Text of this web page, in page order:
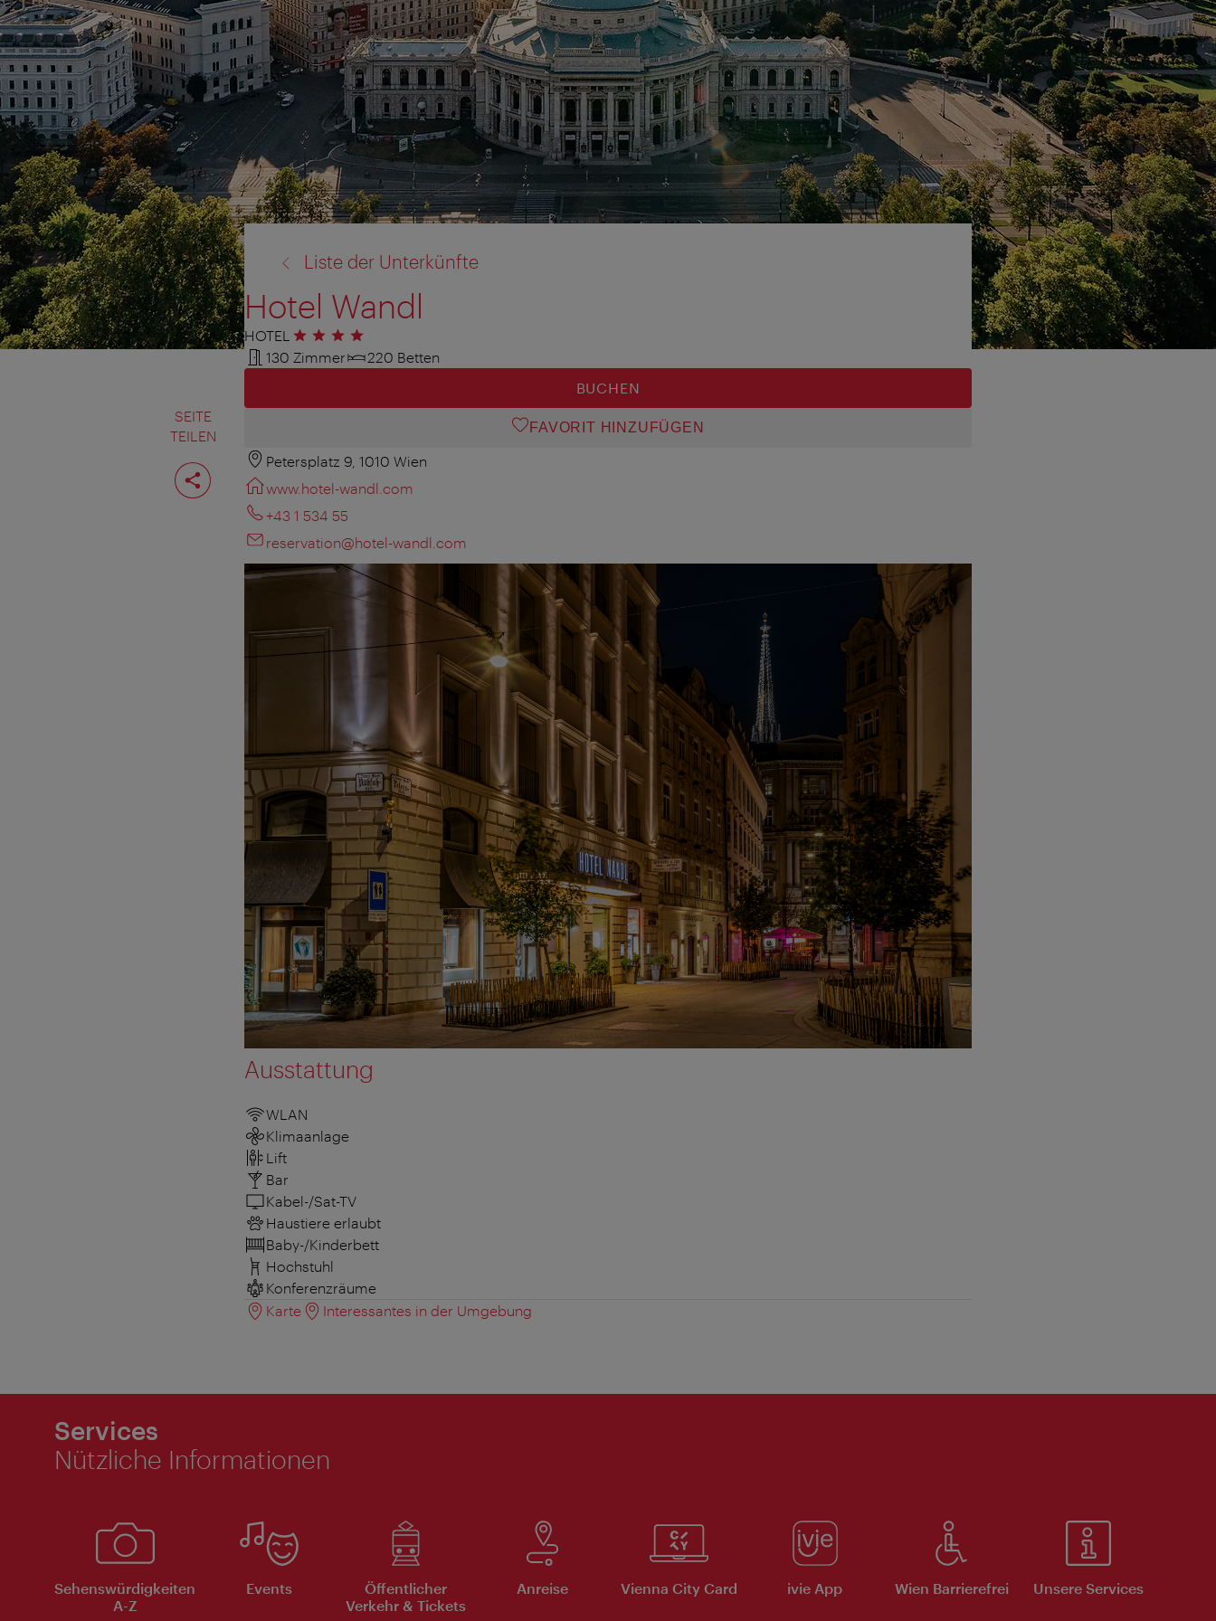
SEITE
TEILEN
Seite
teilen
Liste der Unterkünfte
Hotel Wandl
HOTEL 4 Sterne
130 Zimmer
220 Betten
BUCHEN
FAVORIT HINZUFÜGEN
Petersplatz 9, 1010 Wien
www.hotel-wandl.com
+43 1 534 55
reservation@hotel-wandl.com
Ausstattung
WLAN
Klimaanlage
Lift
Bar
Kabel-/Sat-TV
Haustiere erlaubt
Baby-/Kinderbett
Hochstuhl
Konferenzräume
Karte
Interessantes in der Umgebung
Services
Nützliche Informationen
Sehenswürdigkeiten
A-Z
Events
Öffentlicher
Verkehr & Tickets
Anreise Vienna City Card ivie App Wien Barrierefrei Unsere Services